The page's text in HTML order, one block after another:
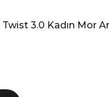
3.0 Kadın Mor